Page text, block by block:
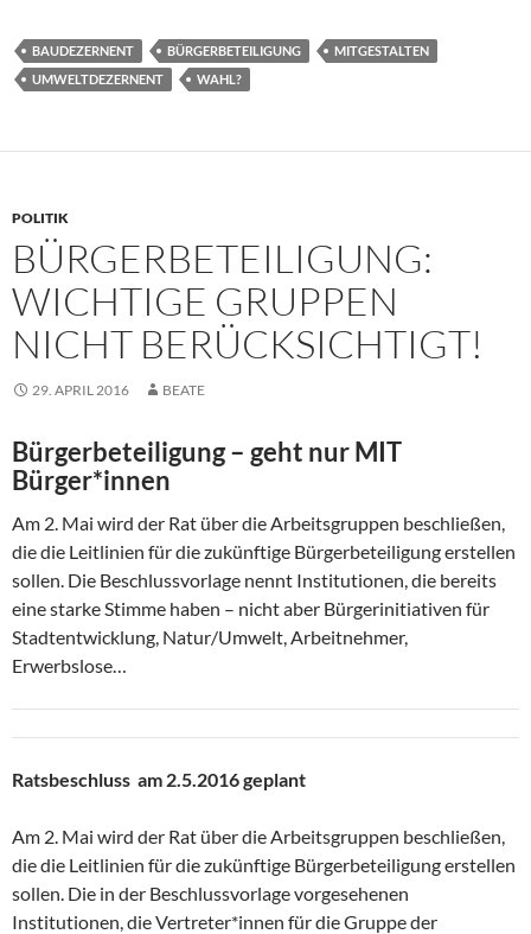
BAUDEZERNENT BÜRGERBETEILIGUNG
MITGESTALTEN
UMWELTDEZERNENT
WAHL?
POLITIK
BÜRGERBETEILIGUNG:
WICHTIGE GRUPPEN
NICHT BERÜCKSICHTIGT!
29. APRIL 2016 BEATE
Bürgerbeteiligung – geht nur MIT
Bürger*innen
Am 2. Mai wird der Rat über die Arbeitsgruppen beschließen,
die die Leitlinien für die zukünftige Bürgerbeteiligung erstellen
sollen. Die Beschlussvorlage nennt Institutionen, die bereits
eine starke Stimme haben – nicht aber Bürgerinitiativen für
Stadtentwicklung, Natur/Umwelt, Arbeitnehmer,
Erwerbslose…
Ratsbeschluss am 2.5.2016 geplant
Am 2. Mai wird der Rat über die Arbeitsgruppen beschließen,
die die Leitlinien für die zukünftige Bürgerbeteiligung erstellen
sollen. Die in der Beschlussvorlage vorgesehenen
Institutionen, die Vertreter*innen für die Gruppe der